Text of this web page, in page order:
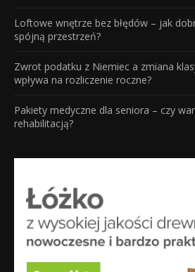
Loftowe wnętrze bez błędów – jak
spójną przestrzeń?
Zwrot podatku z Niemiec a zmiana
wpływa na rozliczenie roczne?
Pakiety medyczne dla seniora – czy
rehabilitacją?